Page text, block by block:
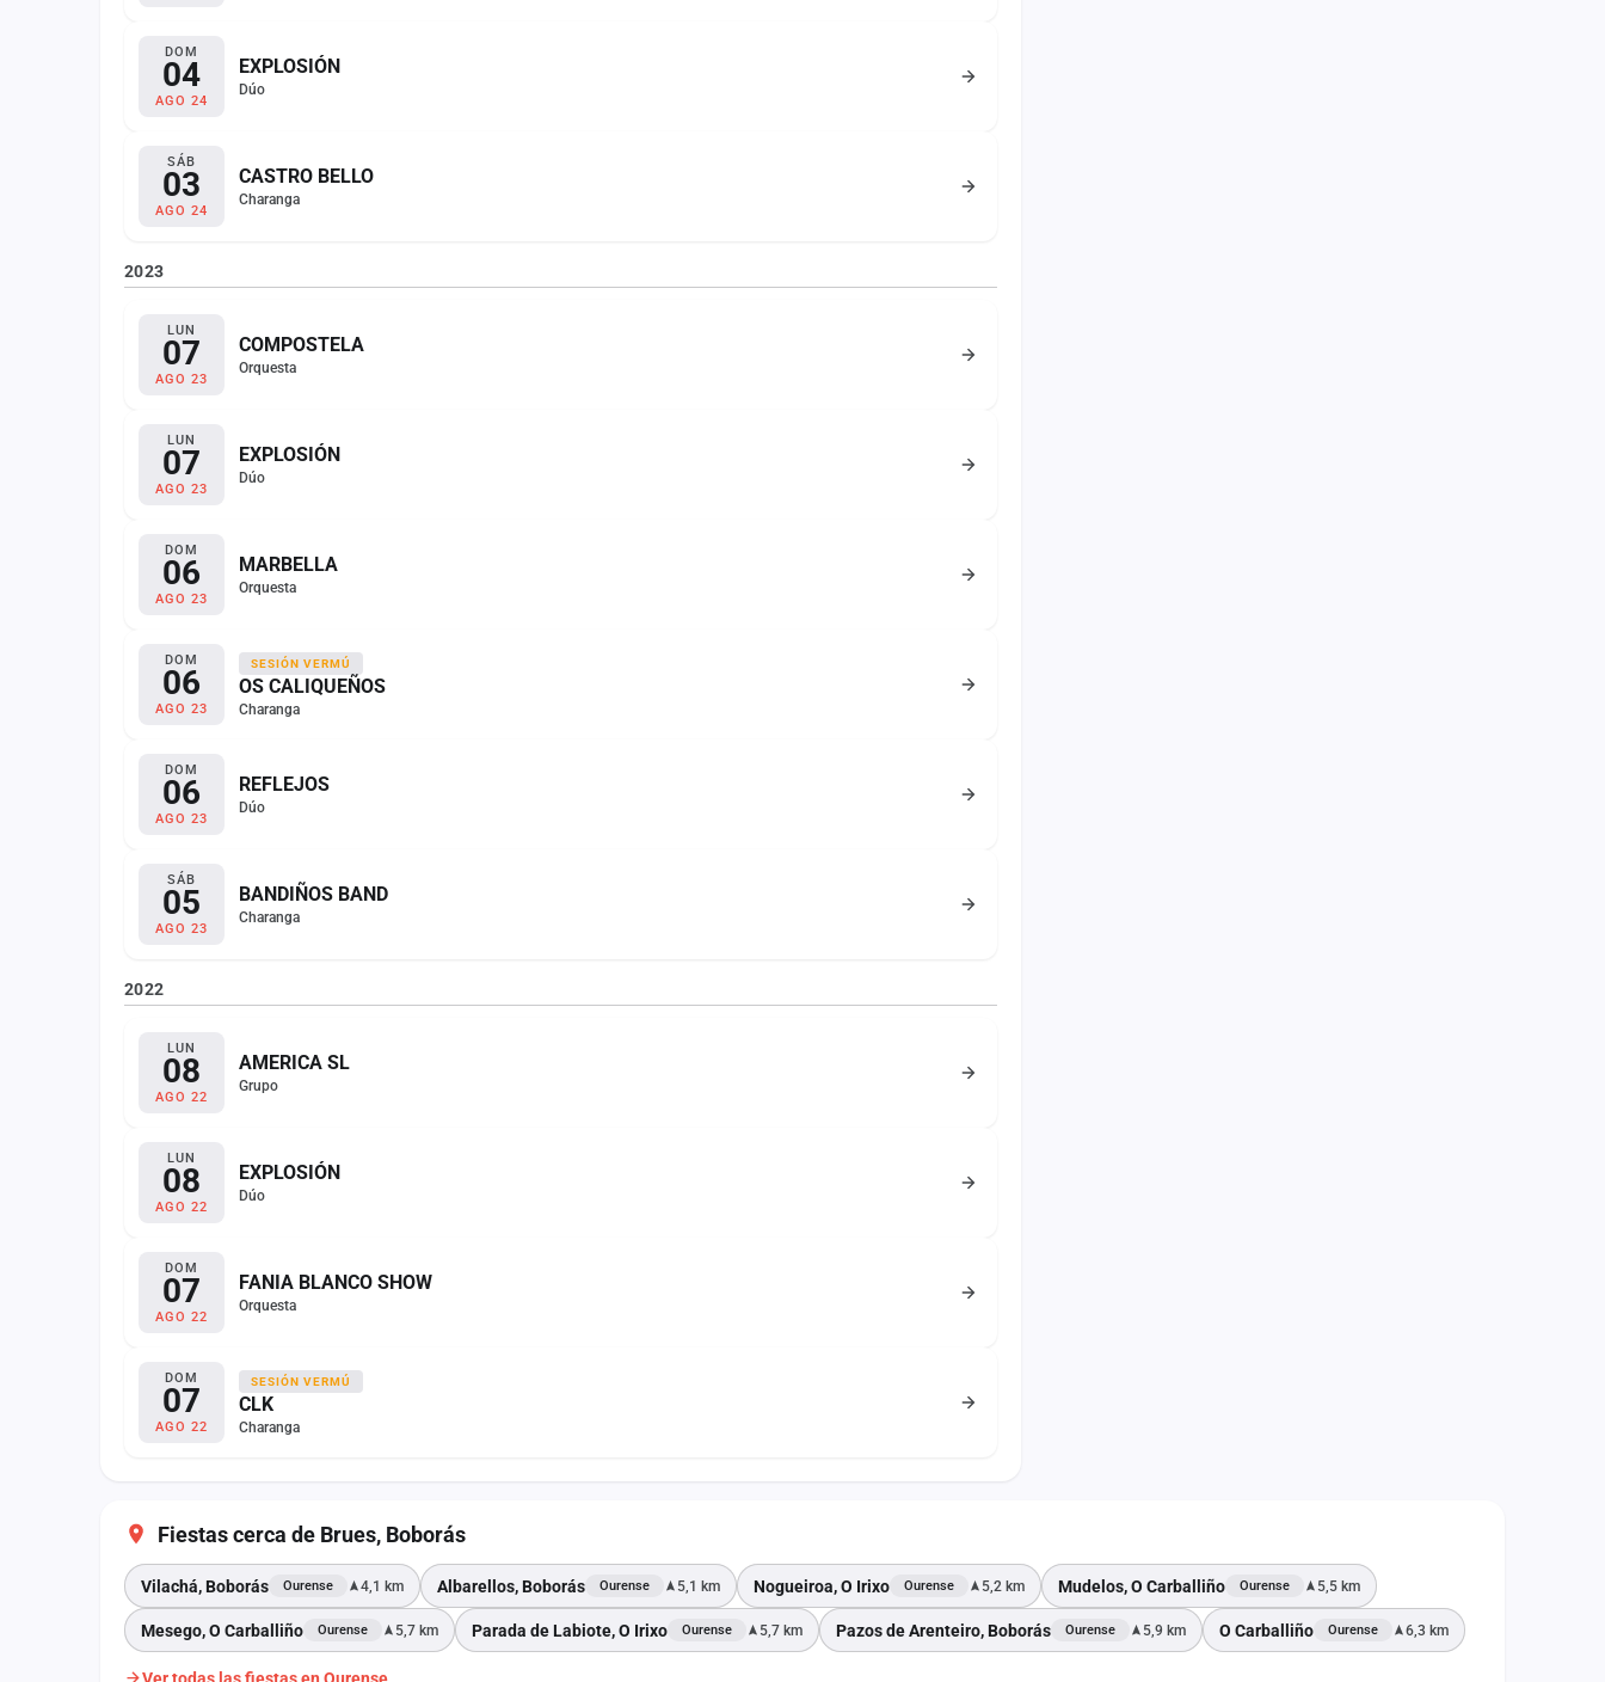
DOM
04
AGO 24
EXPLOSIÓN
Dúo
SÁB
03
AGO 24
CASTRO BELLO
Charanga
2023
LUN
07
AGO 23
COMPOSTELA
Orquesta
LUN
07
AGO 23
EXPLOSIÓN
Dúo
DOM
06
AGO 23
MARBELLA
Orquesta
DOM
06
AGO 23
SESIÓN VERMÚ
OS CALIQUEÑOS
Charanga
DOM
06
AGO 23
REFLEJOS
Dúo
SÁB
05
AGO 23
BANDIÑOS BAND
Charanga
2022
LUN
08
AGO 22
AMERICA SL
Grupo
LUN
08
AGO 22
EXPLOSIÓN
Dúo
DOM
07
AGO 22
FANIA BLANCO SHOW
Orquesta
DOM
07
AGO 22
SESIÓN VERMÚ
CLK
Charanga
Fiestas cerca de Brues, Boborás
Vilachá, Boborás Ourense 4,1 km Albarellos, Boborás Ourense 5,1 km Nogueiroa, O Irixo Ourense 5,2 km Mudelos, O Carballiño Ourense 5,5 km
Mesego, O Carballiño Ourense 5,7 km Parada de Labiote, O Irixo Ourense 5,7 km Pazos de Arenteiro, Boborás Ourense 5,9 km O Carballiño Ourense 6,3 km
Ver todas las fiestas en Ourense